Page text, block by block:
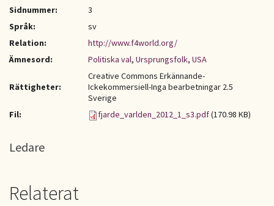
Sidnummer:
3
Språk:
sv
Relation:
http://www.f4world.org/
Ämnesord:
Politiska val, Ursprungsfolk, USA
Rättigheter:
Creative Commons Erkännande-
Ickekommersiell-Inga bearbetningar 2.5
Sverige
Fil:
fjarde_varlden_2012_1_s3.pdf(170.98 KB)
Ledare
Relaterat